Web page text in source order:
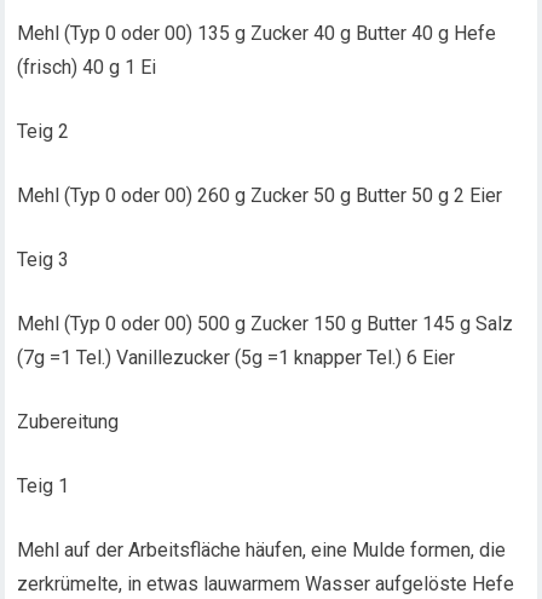
Mehl (Typ 0 oder 00) 135 g Zucker 40 g Butter 40 g Hefe
(frisch) 40 g 1 Ei
Teig 2
Mehl (Typ 0 oder 00) 260 g Zucker 50 g Butter 50 g 2 Eier
Teig 3
Mehl (Typ 0 oder 00) 500 g Zucker 150 g Butter 145 g Salz
(7g =1 Tel.) Vanillezucker (5g =1 knapper Tel.) 6 Eier
Zubereitung
Teig 1
Mehl auf der Arbeitsfläche häufen, eine Mulde formen, die
zerkrümelte, in etwas lauwarmem Wasser aufgelöste Hefe